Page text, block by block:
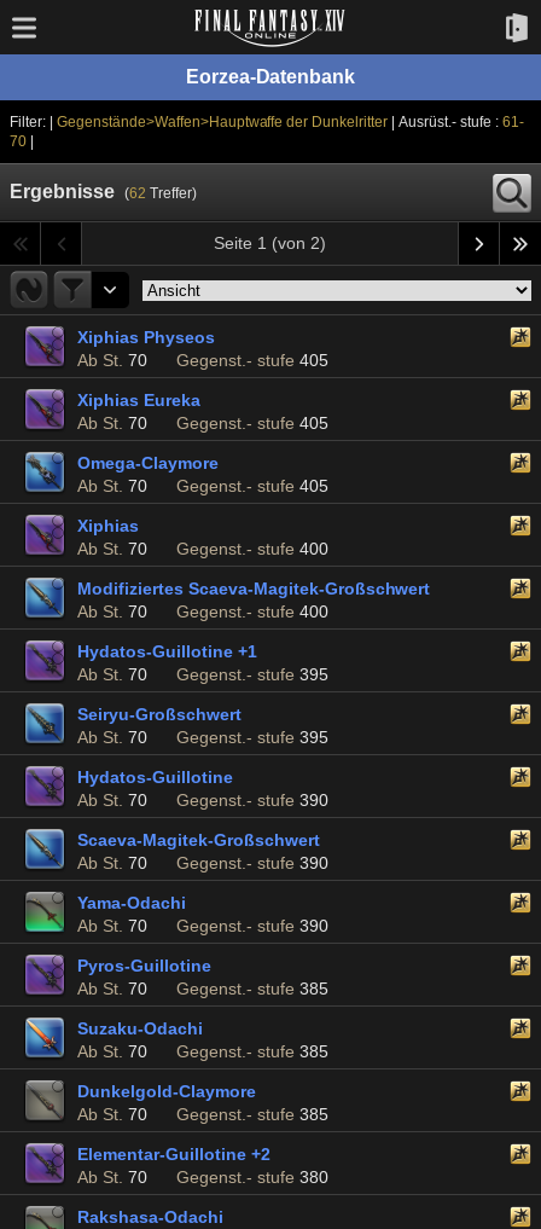
Eorzea-Datenbank
Filter: | Gegenstände>Waffen>Hauptwaffe der Dunkelritter | Ausrüst.- stufe : 61-
70|
Ergebnisse (62 Treffer)
Seite 1 (von 2)
Xiphias Physeos
Ab St. 70 Gegenst.- stufe 405
Xiphias Eureka
Ab St. 70 Gegenst.- stufe 405
Omega-Claymore
Ab St. 70 Gegenst.- stufe 405
Xiphias
Ab St. 70 Gegenst.- stufe 400
Modifiziertes Scaeva-Magitek-Großschwert
Ab St. 70 Gegenst.- stufe 400
Hydatos-Guillotine +1
Ab St. 70 Gegenst.- stufe 395
Seiryu-Großschwert
Ab St. 70 Gegenst.- stufe 395
Hydatos-Guillotine
Ab St. 70 Gegenst.- stufe 390
Scaeva-Magitek-Großschwert
Ab St. 70 Gegenst.- stufe 390
Yama-Odachi
Ab St. 70 Gegenst.- stufe 390
Pyros-Guillotine
Ab St. 70 Gegenst.- stufe 385
Suzaku-Odachi
Ab St. 70 Gegenst.- stufe 385
Dunkelgold-Claymore
Ab St. 70 Gegenst.- stufe 385
Elementar-Guillotine +2
Ab St. 70 Gegenst.- stufe 380
Rakshasa-Odachi